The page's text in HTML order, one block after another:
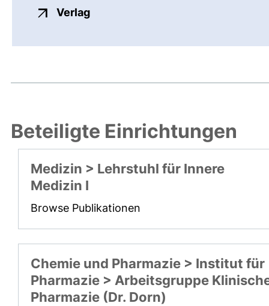
Verlagexterner Link, öffnet neues
Beteiligte Einrichtungen
Medizin > Lehrstuhl für Innere
Medizin I
Browse Publikationen
Chemie und Pharmazie > Institut für
Pharmazie > Arbeitsgruppe
Pharmazie (Dr. Dorn)